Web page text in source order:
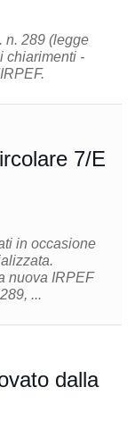
n. 289 (legge
chiarimenti -
7/E
in occasione
nuova IRPEF
...
dalla